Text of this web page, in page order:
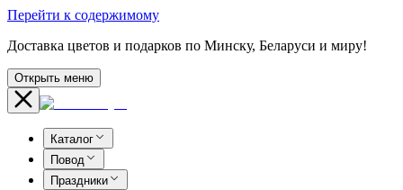
Перейти к содержимому
Доставка цветов и подарков по Минску, Беларуси и миру!
Открыть меню
Каталог
Повод
Праздники